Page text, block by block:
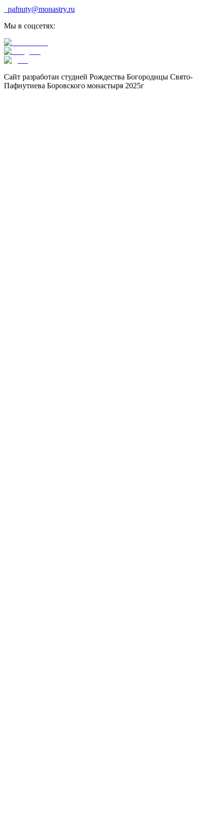
pafnuty@monastry.ru
Мы в соцсетях:
Сайт разработан студией Рождества Богородицы Свято-
Пафнутиева Боровского монастыря 2025г